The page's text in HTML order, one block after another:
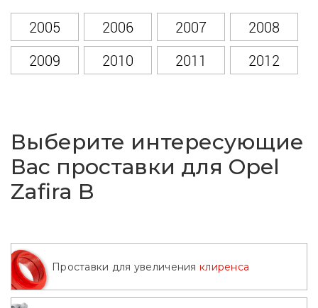
2005 2006 2007
2008
2009
2010 2011
2012
Выберите интересующие
Вас проставки для Opel
Zafira B
Проставки для увеличения клиренса